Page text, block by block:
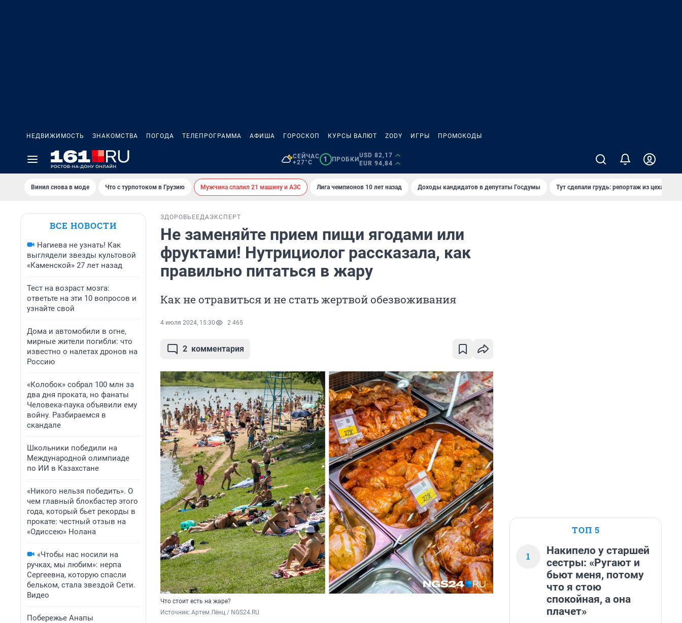
НЕДВИЖИМОСТЬ ЗНАКОМСТВА ПОГОДА ТЕЛЕПРОГРАММА АФИША ГОРОСКОП КУРСЫ ВАЛЮТ ZODY ИГРЫ ПРОМОКОДЫ
СЕЙЧАС
+27°C
1 ПРОБКИ
USD 82,17
EUR 94,84
Винил снова в моде Что с турпотоком в Грузию Мужчина спалил 21 машину и АЗС Лига чемпионов 10 лет назад Доходы кандидатов в депутаты Госдумы Тут сделали грудь: репортаж из цеха
ВСЕ НОВОСТИ
Нагиева не узнать! Как
выглядели звезды культовой
«Каменской» 27 лет назад
Тест на возраст мозга:
ответьте на эти 10 вопросов и
узнайте свой
Дома и автомобили в огне,
мирные жители погибли: что
известно о налетах дронов на
Россию
«Колобок» собрал 100 млн за
два дня проката, но фанаты
Человека-паука объявили ему
войну. Разбираемся в
скандале
Школьники победили на
Международной олимпиаде
по ИИ в Казахстане
«Никого нельзя победить». О
чем главный блокбастер этого
года, который бьет рекорды в
прокате: честный отзыв на
«Одиссею» Нолана
«Чтобы нас носили на
ручках, мы любим»: нерпа
Сергеевна, которую спасли
бельком, стала звездой Сети.
Видео
Побережье Анапы
ЗДОРОВЬЕ ЕДАЭКСПЕРТ
Не заменяйте прием пищи ягодами или
фруктами! Нутрициолог рассказала, как
правильно питаться в жару
Как не отравиться и не стать жертвой обезвоживания
4 июля 2024, 15:30 2 465
2 комментария
Что стоит есть на жаре?
Источник: Артем Ленц / NGS24.RU
ТОП 5
1
Накипело у старшей
сестры: «Ругают и
бьют меня, потому
что я стою
спокойная, а она
плачет»